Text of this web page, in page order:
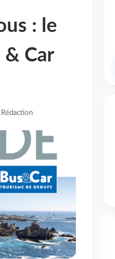
: le
& Car
Rédaction